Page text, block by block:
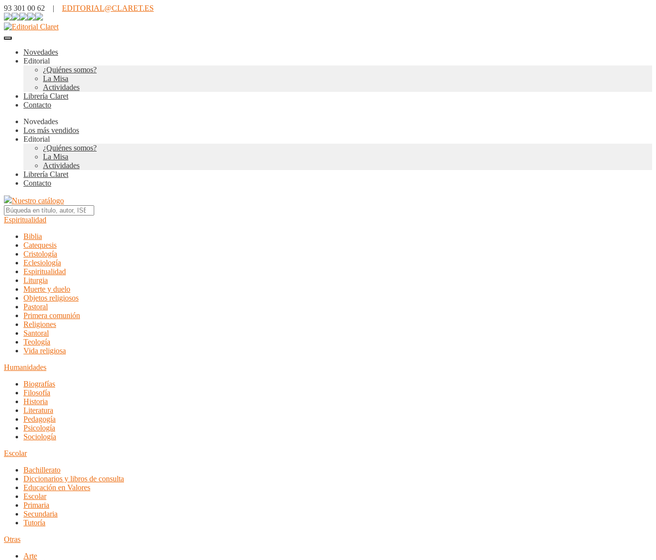
93 301 00 62 | EDITORIAL@CLARET.ES
Novedades
Editorial
¿Quiénes somos?
La Misa
Actividades
Librería Claret
Contacto
Novedades
Los más vendidos
Editorial
¿Quiénes somos?
La Misa
Actividades
Librería Claret
Contacto
Nuestro catálogo
Espiritualidad
Biblia
Catequesis
Cristología
Eclesiología
Espiritualidad
Liturgia
Muerte y duelo
Objetos religiosos
Pastoral
Primera comunión
Religiones
Santoral
Teología
Vida religiosa
Humanidades
Biografías
Filosofía
Historia
Literatura
Pedagogía
Psicología
Sociología
Escolar
Bachillerato
Diccionarios y libros de consulta
Educación en Valores
Escolar
Primaria
Secundaria
Tutoría
Otras
Arte